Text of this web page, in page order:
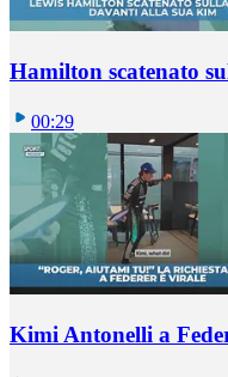
Hamilton scatenato
00:29
Kimi Antonelli a